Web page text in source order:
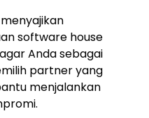
software house
Anda sebagai
partner yang
menjalankan